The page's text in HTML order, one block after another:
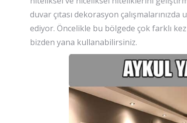
duvar çıtası dekorasyon
ediyor. Öncelikle bu bölgede çok farklı
bizden yana kullanabilirsiniz.